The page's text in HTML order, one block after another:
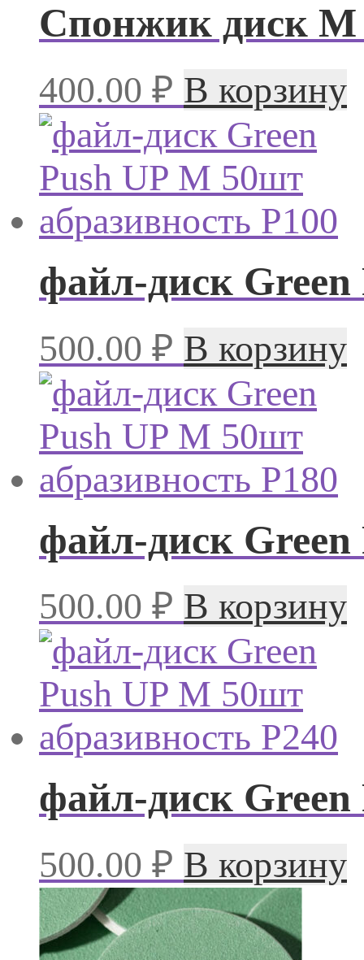
Спонжик диск M
400.00 ₽ В корзину
файл-диск
500.00 ₽ В корзину
файл-диск
500.00 ₽ В корзину
файл-диск
500.00 ₽ В корзину